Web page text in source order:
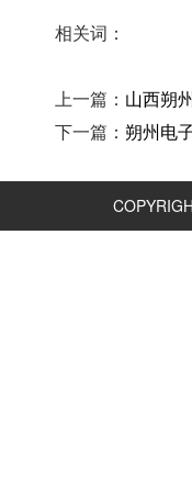
相关词：
上一篇： 山西朔
下一篇： 朔州电